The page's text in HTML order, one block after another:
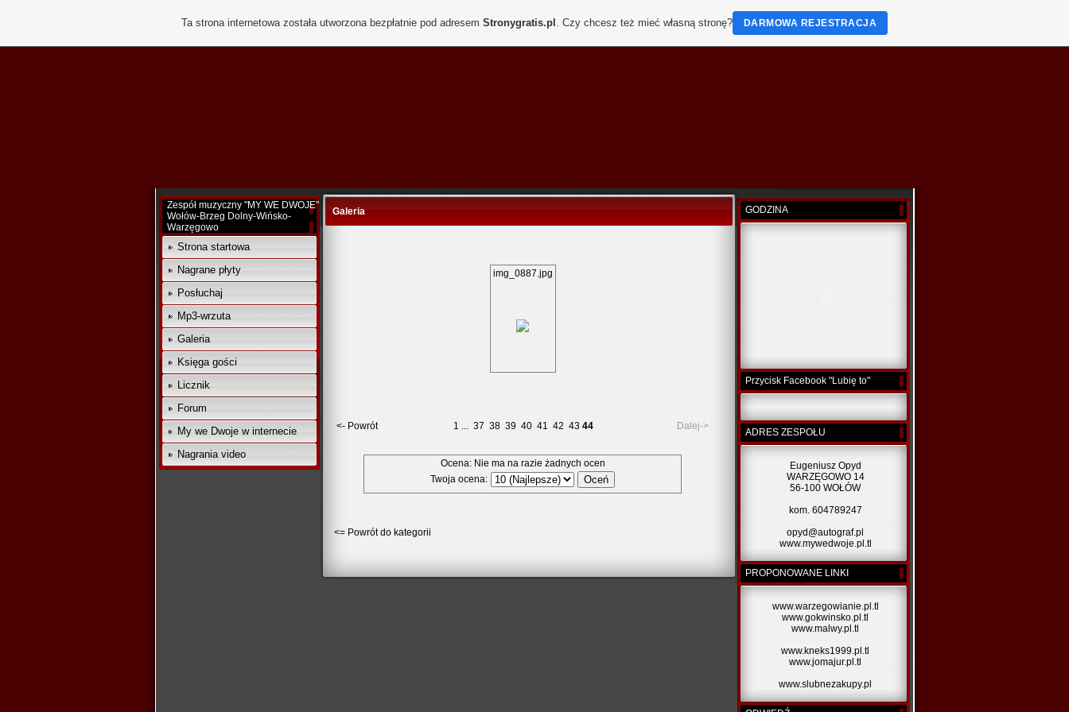
Zespół muzyczny "MY WE DWOJE"
Wołów-Brzeg Dolny-Wińsko-
Warzęgowo
Strona startowa
Nagrane płyty
Posłuchaj
Mp3-wrzuta
Galeria
Księga gości
Licznik
Forum
My we Dwoje w internecie
Nagrania video
Galeria
img_0887.jpg
<- Powrót 1 ... 37 38 39 40 41 42 43 44 Dalej->
Ocena: Nie ma na razie żadnych ocen
Twoja ocena:
<= Powrót do kategorii
GODZINA
Przycisk Facebook "Lubię to"
ADRES ZESPOŁU
Eugeniusz Opyd
WARZĘGOWO 14
56-100 WOŁÓW
kom. 604789247
opyd@autograf.pl
www.mywedwoje.pl.tl
PROPONOWANE LINKI
www.warzegowianie.pl.tl
www.gokwinsko.pl.tl
www.malwy.pl.tl
www.kneks1999.pl.tl
www.jomajur.pl.tl
www.slubnezakupy.pl
Ta strona internetowa została utworzona bezpłatnie pod adresem Stronygratis.pl . Czy chcesz też mieć własną stronę? DARMOWA REJESTRACJA